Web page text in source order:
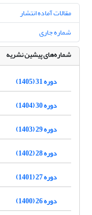
مقالات آماده انتشار
شماره جاری
شماره‌های پیشین نشریه
دوره 31 (1405)
دوره 30 (1404)
دوره 29 (1403)
دوره 28 (1402)
دوره 27 (1401)
دوره 26 (1400)